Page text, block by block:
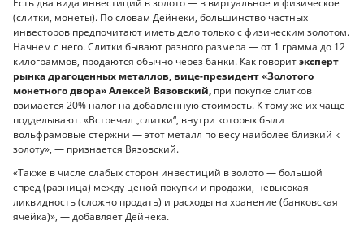
Есть два вида инвестиций в золото — в виртуальное и физическое
(слитки, монеты). По словам Дейнеки, большинство частных
инвесторов предпочитают иметь дело только с физическим золотом.
Начнем с него. Слитки бывают разного размера — от 1 грамма до 12
килограммов, продаются обычно через банки. Как говоритэксперт
рынка драгоценных металлов, вице-президент «Золотого
монетного двора» Алексей Вязовский, при покупке слитков
взимается 20% налог на добавленную стоимость. К тому же их чаще
подделывают. «Встречал „слитки“, внутри которых были
вольфрамовые стержни — этот металл по весу наиболее близкий к
золоту», — признается Вязовский.
«Также в числе слабых сторон инвестиций в золото — большой
спред (разница) между ценой покупки и продажи, невысокая
ликвидность (сложно продать) и расходы на хранение (банковская
ячейка)», — добавляет Дейнека.